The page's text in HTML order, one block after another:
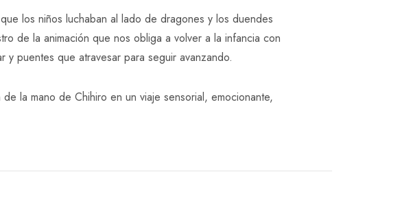
los niños luchaban al lado de dragones y los duendes
de la animación que nos obliga a volver a la infancia con
puentes que atravesar para seguir avanzando.
la mano de Chihiro en un viaje sensorial, emocionante,